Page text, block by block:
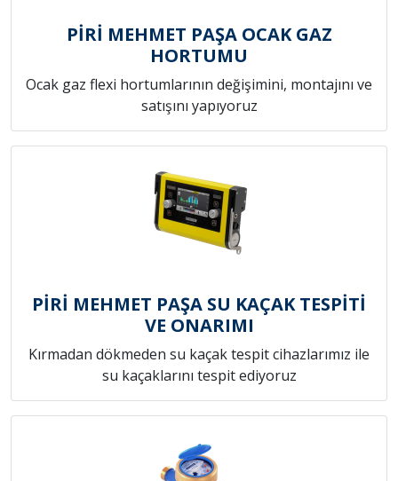
PİRİ MEHMET PAŞA OCAK GAZ
HORTUMU
Ocak gaz flexi hortumlarının değişimini, montajını ve
satışını yapıyoruz
PİRİ MEHMET PAŞA SU KAÇAK TESPİTİ
VE ONARIMI
Kırmadan dökmeden su kaçak tespit cihazlarımız ile
su kaçaklarını tespit ediyoruz